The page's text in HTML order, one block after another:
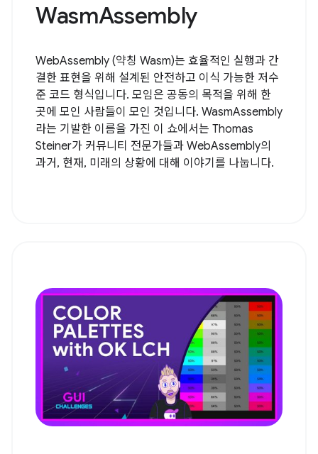
WasmAssembly
WebAssembly (약칭 Wasm)는 효율적인 실행과 간
결한 표현을 위해 설계된 안전하고 이식 가능한 저수
준 코드 형식입니다. 모임은 공동의 목적을 위해 한
곳에 모인 사람들이 모인 것입니다. WasmAssembly
라는 기발한 이름을 가진 이 쇼에서는 Thomas
Steiner가 커뮤니티 전문가들과 WebAssembly의
과거, 현재, 미래의 상황에 대해 이야기를 나눕니다.